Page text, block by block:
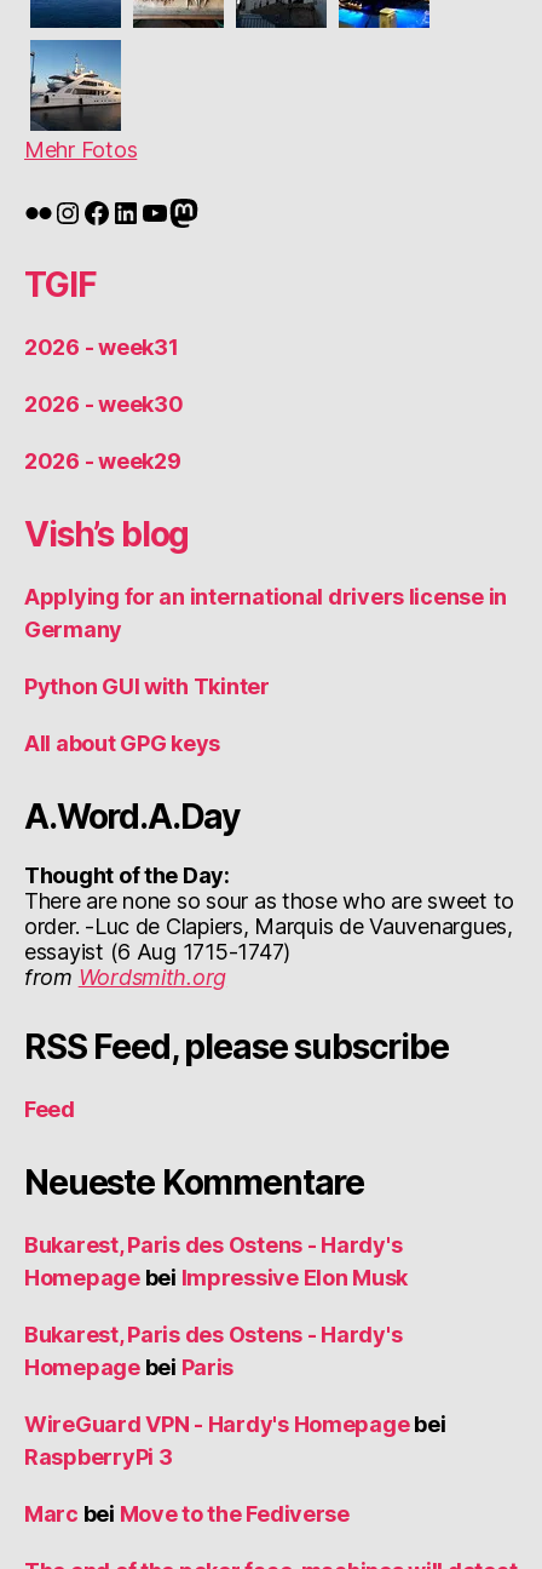
Mehr Fotos
Flickr
Instagram
Facebook
LinkedIn
YouTube
Mastodon
TGIF
2026 - week31
2026 - week30
2026 - week29
Vish’s blog
Applying for an international drivers license in
Germany
Python GUI with Tkinter
All about GPG keys
A.Word.A.Day
Thought of the Day:
There are none so sour as those who are sweet to
order. -Luc de Clapiers, Marquis de Vauvenargues,
essayist (6 Aug 1715-1747)
from Wordsmith.org
RSS Feed, please subscribe
Feed
Neueste Kommentare
Bukarest, Paris des Ostens - Hardy's
Homepagebei Impressive Elon Musk
Bukarest, Paris des Ostens - Hardy's
Homepagebei Paris
WireGuard VPN - Hardy's Homepagebei
RaspberryPi 3
Marc bei Move to the Fediverse